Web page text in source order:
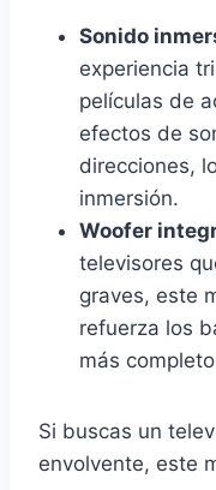
Sonido
experiencia
películas de
efectos de
direcciones,
inmersión.
Woofer
televisores
graves, este
refuerza los
más
Si buscas un
envolvente, este